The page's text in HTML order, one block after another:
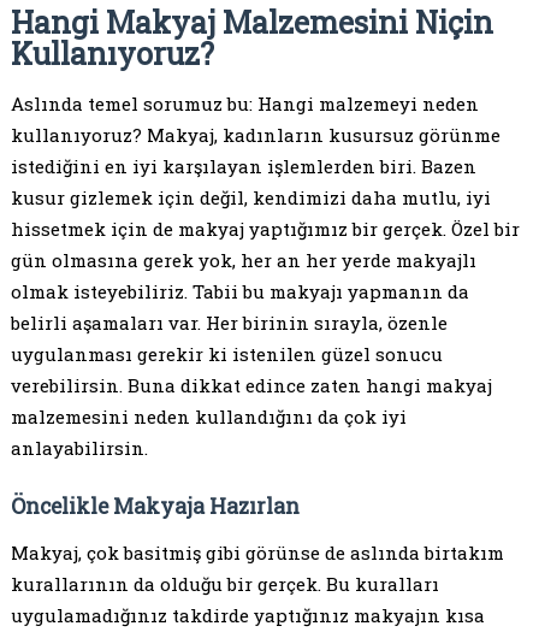
Hangi Makyaj Malzemesini Niçin
Kullanıyoruz?
Aslında temel sorumuz bu: Hangi malzemeyi neden
kullanıyoruz? Makyaj, kadınların kusursuz görünme
istediğini en iyi karşılayan işlemlerden biri. Bazen
kusur gizlemek için değil, kendimizi daha mutlu, iyi
hissetmek için de makyaj yaptığımız bir gerçek. Özel bir
gün olmasına gerek yok, her an her yerde makyajlı
olmak isteyebiliriz. Tabii bu makyajı yapmanın da
belirli aşamaları var. Her birinin sırayla, özenle
uygulanması gerekir ki istenilen güzel sonucu
verebilirsin. Buna dikkat edince zaten hangi makyaj
malzemesini neden kullandığını da çok iyi
anlayabilirsin.
Öncelikle Makyaja Hazırlan
Makyaj, çok basitmiş gibi görünse de aslında birtakım
kurallarının da olduğu bir gerçek. Bu kuralları
uygulamadığınız takdirde yaptığınız makyajın kısa